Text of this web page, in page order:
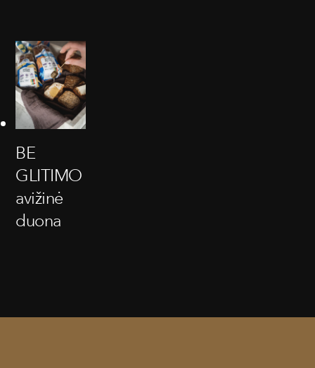
BE
GLITIMO
avižinė
duona